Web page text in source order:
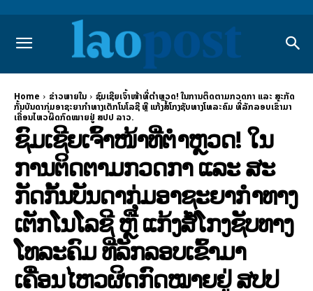
Home ຂ່າວພາຍ​ໃນ
ຊົມເຊີຍເຈົ້າໜ້າທີ່ຕຳຫຼວດ! ໃນການຕິດຕາມກວດກາ ແລະ ສະກັດ
ກັ້ນບັນດາກຸ່ມອາຊະຍາກຳທາງເຕັກໂນໂລຊີ ຫຼື ແກ້ງສໍ້ໂກງຊັບທາງໂທລະຄົມ ທີ່ລັກລອບເຂົ້າມາ
ເຄື່ອນໄຫວຜິດກົດໝາຍຢູ່ ສປປ ລາວ.
ຊົມເຊີຍເຈົ້າໜ້າທີ່ຕຳຫຼວດ! ໃນ
ການຕິດຕາມກວດກາ ແລະ ສະ
ກັດກັ້ນບັນດາກຸ່ມອາຊະຍາກຳທາງ
ເຕັກໂນໂລຊີ ຫຼື ແກ້ງສໍ້ໂກງຊັບທາງ
ໂທລະຄົມ ທີ່ລັກລອບເຂົ້າມາ
ເຄື່ອນໄຫວຜິດກົດໝາຍຢູ່ ສປປ